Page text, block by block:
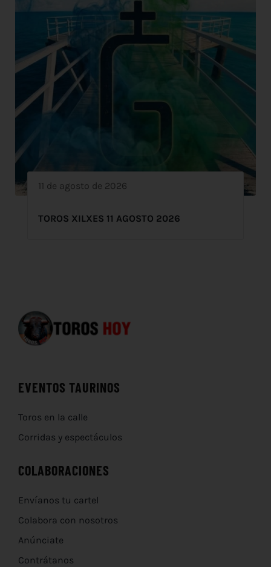
11 de agosto de 2026
TOROS XILXES 11 AGOSTO 2026
EVENTOS TAURINOS
Toros en la calle
Corridas y espectáculos
COLABORACIONES
Envíanos tu cartel
Colabora con nosotros
Anúnciate
Contrátanos